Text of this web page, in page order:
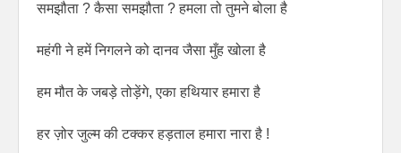
समझौता ? कैसा समझौता ? हमला तो तुमने बोला है
महंगी ने हमें निगलने को दानव जैसा मुँह खोला है
हम मौत के जबड़े तोड़ेंगे, एका हथियार हमारा है
हर ज़ोर जुल्म की टक्कर हड़ताल हमारा नारा है !